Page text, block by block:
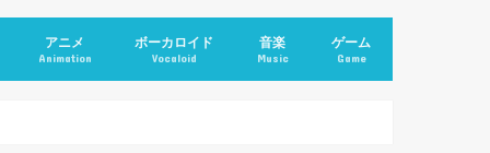
アニメ
Animation
ボーカロイド
Vocaloid
音楽
Music
ゲーム
Game